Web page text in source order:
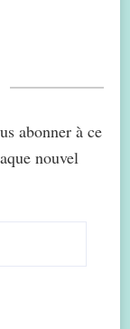
abonner à ce
nouvel